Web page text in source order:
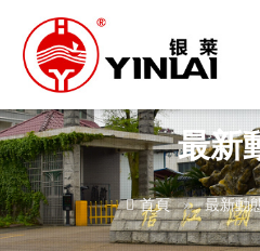
最新
首頁 最新動